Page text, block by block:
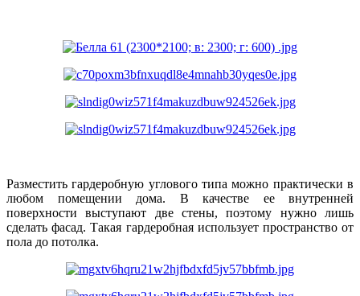
Разместить гардеробную углового типа можно практически в
любом помещении дома. В качестве ее внутренней
поверхности выступают две стены, поэтому нужно лишь
сделать фасад. Такая гардеробная использует пространство от
пола до потолка.